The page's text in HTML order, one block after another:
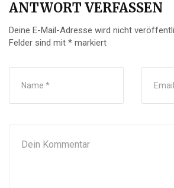
ANTWORT VERFASSEN
Deine E-Mail-Adresse wird nicht
Felder sind mit * markiert